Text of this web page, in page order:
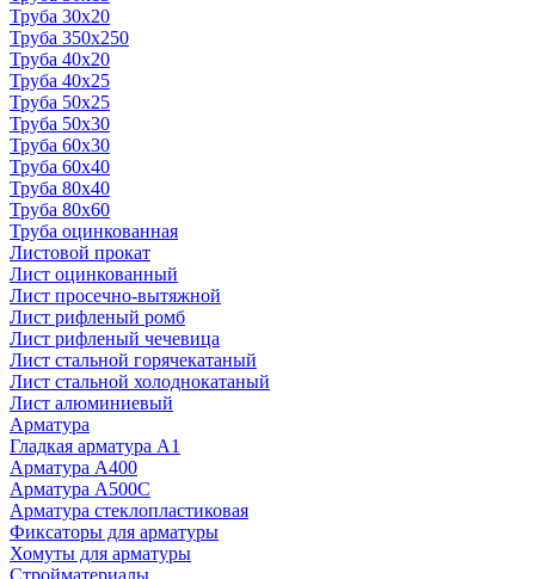
Труба 30x20
Труба 350x250
Труба 40x20
Труба 40x25
Труба 50x25
Труба 50x30
Труба 60x30
Труба 60x40
Труба 80x40
Труба 80x60
Труба оцинкованная
Листовой прокат
Лист оцинкованный
Лист просечно-вытяжной
Лист рифленый ромб
Лист рифленый чечевица
Лист стальной горячекатаный
Лист стальной холоднокатаный
Лист алюминиевый
Арматура
Гладкая арматура А1
Арматура А400
Арматура A500C
Арматура стеклопластиковая
Фиксаторы для арматуры
Хомуты для арматуры
Стройматериалы